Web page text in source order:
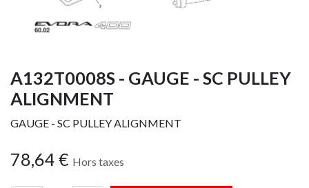
A132T0008S - GAUGE - SC PULLEY
ALIGNMENT
GAUGE - SC PULLEY ALIGNMENT
78,64 € Hors taxes